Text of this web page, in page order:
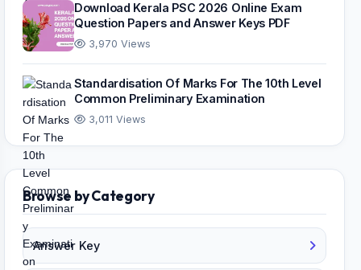
Download Kerala PSC 2026 Online Exam
Question Papers and Answer Keys PDF
3,970 Views
Standardisation Of Marks For The 10th Level
Common Preliminary Examination
3,011 Views
Browse by Category
Answer Key